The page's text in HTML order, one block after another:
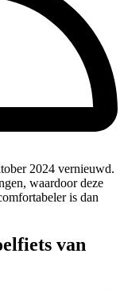
2024 vernieuwd.
waardoor deze
is dan
van